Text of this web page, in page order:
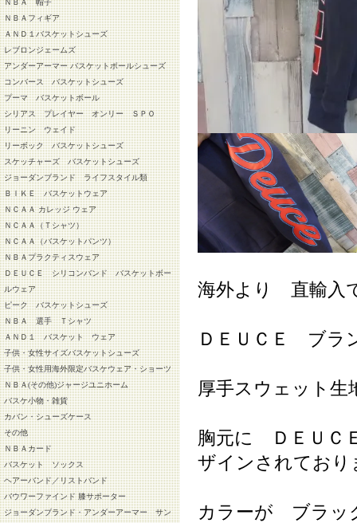
ＮＢＡ 帽子
ＮＢＡフィギア
ＡＮＤ１バスケットシューズ
レブロンジェームズ
アンダーアーマー バスケットボールシューズ
コンバース バスケットシューズ
プーマ バスケットボール
シリアス プレイヤー オンリー ＳＰＯ
リーニン ウェイド
リーボック バスケットシューズ
スケッチャーズ バスケットシューズ
ジョーダンブランド ライフスタイル類
ＢＩＫＥ バスケットウェア
ＮＣＡＡ カレッジ ウェア
ＮＣＡＡ（Ｔシャツ）
ＮＣＡＡ（バスケットパンツ）
ＮＢＡプラクティスウェア
ＤＥＵＣＥ シリコンバンド バスケットボー
ルウェア
ピーク バスケットシューズ
ＮＢＡ 選手 Ｔシャツ
ＡＮＤ１ バスケット ウェア
子供・女性サイズバスケットシューズ
子供・女性用海外限定バスケウェア・ショーツ
ＮＢＡ(その他)ジャージユニホーム
バスケ小物・雑貨
カバン・シューズケース
その他
ＮＢＡカード
バスケット ソックス
ヘアーバンド／リストバンド
バウワーファインド 膝サポーター
ジョーダンブランド・アンダーアーマー サン
海外より 直輸入
ＤＥＵＣＥ ブラ
厚手スウェット
胸元に ＤＥＵ
ザインされており
カラーが ブラ